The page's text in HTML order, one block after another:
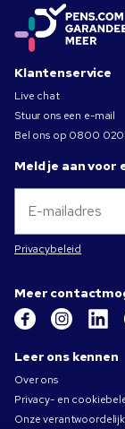
Klantenservice
Live chat
Stuur ons een e-mail
Bel ons op 0800
Meld je aan voor
Privacybeleid
Meer
Leer ons kennen
Over ons
Privacy- en
Onze